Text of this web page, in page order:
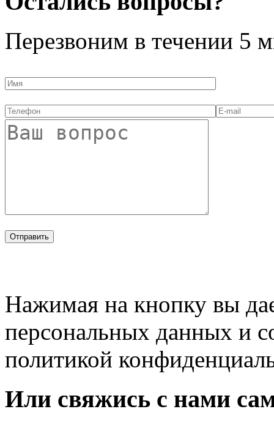
Перезвоним в течении 5
Нажимая на кнопку вы
персональных данных и
политикой
Или свяжись с нами